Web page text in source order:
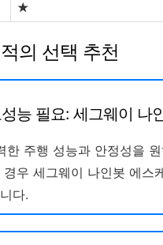
★
의 선택 추천
능 필요: 세그웨이 나
한 주행 성능과 안정성을
우 세그웨이 나인봇 에
다.